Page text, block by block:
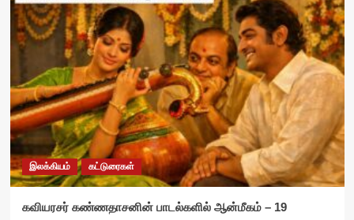
இலக்கியம் கட்டுரைகள்
கவியரசர் கண்ணதாசனின் பாடல்களில் ஆன்மீகம் – 19